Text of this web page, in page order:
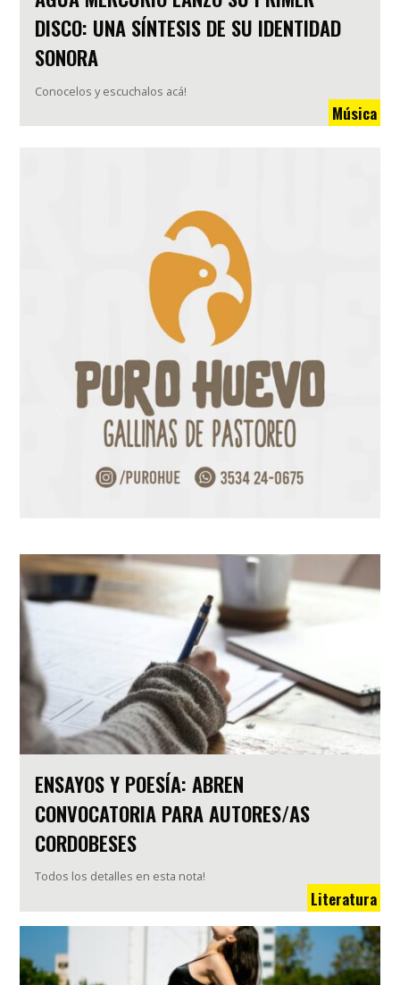
DISCO: UNA SÍNTESIS DE SU IDENTIDAD
SONORA
Conocelos y escuchalos acá!
Música
ENSAYOS Y POESÍA: ABREN
CONVOCATORIA PARA AUTORES/AS
CORDOBESES
Todos los detalles en esta nota!
Literatura